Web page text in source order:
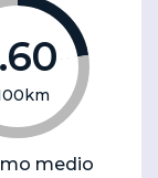
medio